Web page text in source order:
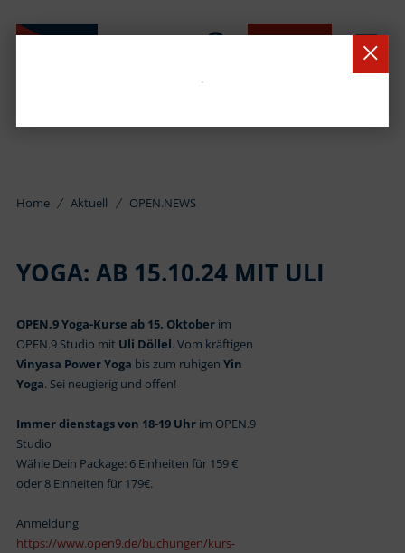
Home Aktuell OPEN.NEWS
YOGA: AB 15.10.24 MIT ULI
OPEN.9 Yoga-Kurse ab 15. Oktober im
OPEN.9 Studio mit Uli Döllel. Vom kräftigen
Vinyasa Power Yoga bis zum ruhigen Yin
Yoga. Sei neugierig und offen!
Immer dienstags von 18-19 Uhrim OPEN.9
Studio
Wähle Dein Package: 6 Einheiten für 159 €
oder 8 Einheiten für 179€.
Anmeldung
https://www.open9.de/buchungen/kurs-